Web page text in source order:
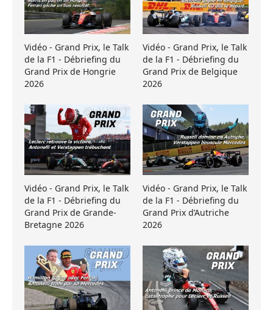
Vidéo - Grand Prix, le Talk
de la F1 - Débriefing du
Grand Prix de Hongrie
2026
Vidéo - Grand Prix, le Talk
de la F1 - Débriefing du
Grand Prix de Belgique
2026
Vidéo - Grand Prix, le Talk
de la F1 - Débriefing du
Grand Prix de Grande-
Bretagne 2026
Vidéo - Grand Prix, le Talk
de la F1 - Débriefing du
Grand Prix d’Autriche
2026